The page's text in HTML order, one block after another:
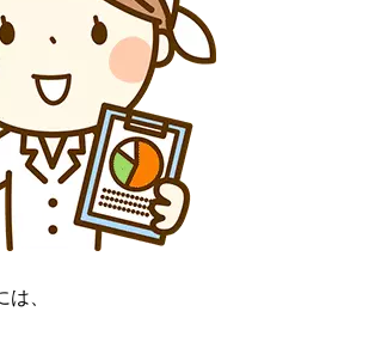
、